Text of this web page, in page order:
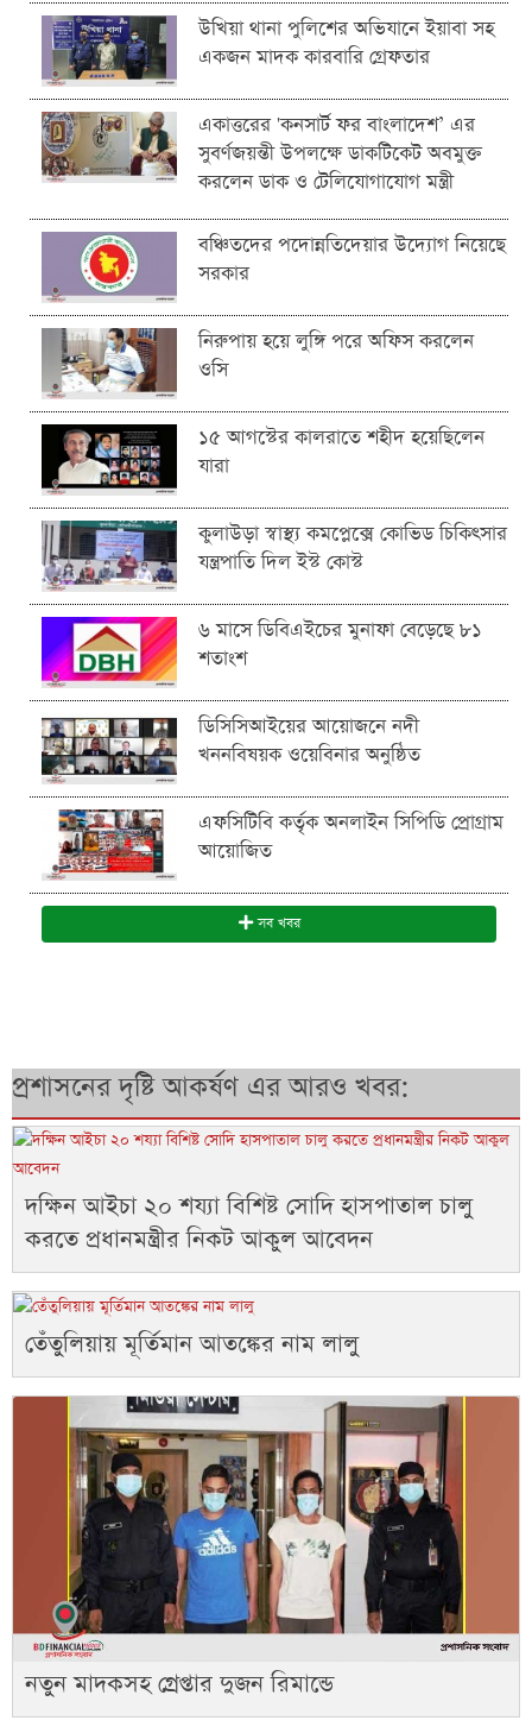
উখিয়া থানা পুলিশের অভিযানে ইয়াবা সহ
একজন মাদক কারবারি গ্রেফতার
একাত্তরের 'কনসার্ট ফর বাংলাদেশ’ এর
সুবর্ণজয়ন্তী উপলক্ষে ডাকটিকেট অবমুক্ত
করলেন ডাক ও টেলিযোগাযোগ মন্ত্রী
বঞ্চিতদের পদোন্নতিদেয়ার উদ্যোগ নিয়েছে
সরকার
নিরুপায় হয়ে লুঙ্গি পরে অফিস করলেন
ওসি
১৫ আগস্টের কালরাতে শহীদ হয়েছিলেন
যারা
কুলাউড়া স্বাস্থ্য কমপ্লেক্সে কোভিড চিকিৎসার
যন্ত্রপাতি দিল ইস্ট কোস্ট
৬ মাসে ডিবিএইচের মুনাফা বেড়েছে ৮১
শতাংশ
ডিসিসিআইয়ের আয়োজনে নদী
খননবিষয়ক ওয়েবিনার অনুষ্ঠিত
এফসিটিবি কর্তৃক অনলাইন সিপিডি প্রোগ্রাম
আয়োজিত
সব খবর
প্রশাসনের দৃষ্টি আকর্ষণ এর আরও খবর:
দক্ষিন আইচা ২০ শয্যা বিশিষ্ট সোদি হাসপাতাল চালু
করতে প্রধানমন্ত্রীর নিকট আকুল আবেদন
তেঁতুলিয়ায় মূর্তিমান আতঙ্কের নাম লালু
নতুন মাদকসহ গ্রেপ্তার দুজন রিমান্ডে